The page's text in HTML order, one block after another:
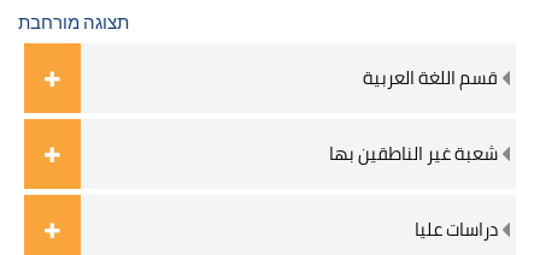
תצוגה מורחבת
قسم اللغة العربية
شعبة غير الناطقين بها
دراسات عليا